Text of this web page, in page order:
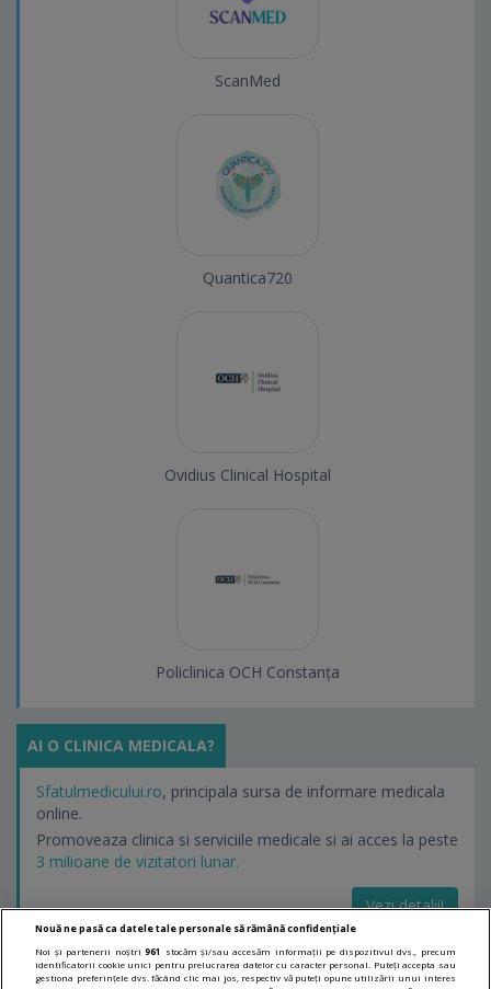
ScanMed
Quantica720
Ovidius Clinical Hospital
Policlinica OCH Constanța
AI O CLINICA MEDICALA?
Sfatulmedicului.ro, principala sursa de informare medicala
online.
Promoveaza clinica si serviciile medicale si ai acces la peste
3 milioane de vizitatori lunar.
Vezi detalii!
LINKURI UTILE
Nouă ne pasă ca datele tale personale să rămână confidențiale
Noi și partenerii noștri961
stocăm și/sau accesăm informații pe dispozitivul dvs., precum
identificatorii cookie unici pentru prelucrarea datelor cu caracter personal. Puteți accepta sau
gestiona preferințele dvs. făcând clic mai jos, respectiv vă puteți opune utilizării unui interes